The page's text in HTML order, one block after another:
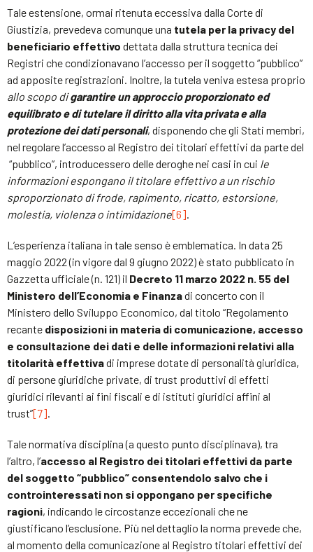
Tale estensione, ormai ritenuta eccessiva dalla Corte di
Giustizia, prevedeva comunque una tutela per la privacy del
beneficiario effettivo dettata dalla struttura tecnica dei
Registri che condizionavano l’accesso per il soggetto “pubblico”
ad apposite registrazioni. Inoltre, la tutela veniva estesa proprio
allo scopo digarantire un approccio proporzionato ed
equilibrato e di tutelare il diritto alla vita privata e alla
protezione dei dati personali, disponendo che gli Stati membri,
nel regolare l’accesso al Registro dei titolari effettivi da parte del
“pubblico”, introducessero delle deroghe nei casi in cui le
informazioni espongano il titolare effettivo a un rischio
sproporzionato di frode, rapimento, ricatto, estorsione,
molestia, violenza o intimidazione[6]
L’esperienza italiana in tale senso è emblematica. In data 25
maggio 2022 (in vigore dal 9 giugno 2022) è stato pubblicato in
Gazzetta ufficiale (n. 121) il Decreto 11 marzo 2022 n. 55 del
Ministero dell’Economia e Finanzadi concerto con il
Ministero dello Sviluppo Economico, dal titolo “Regolamento
recante disposizioni in materia di comunicazione, accesso
e consultazione dei dati e delle informazioni relativi alla
titolarità effettivadi imprese dotate di personalità giuridica,
di persone giuridiche private, di trust produttivi di effetti
giuridici rilevanti ai fini fiscali e di istituti giuridici affini al
trust”[7]
Tale normativa disciplina (a questo punto disciplinava), tra
l’altro, l’accesso al Registro dei titolari effettivi da parte
del soggetto “pubblico” consentendolo salvo che i
controinteressati non si oppongano per specifiche
ragioni, indicando le circostanze eccezionali che ne
giustificano l’esclusione. Più nel dettaglio la norma prevede che,
al momento della comunicazione al Registro titolari effettivi dei